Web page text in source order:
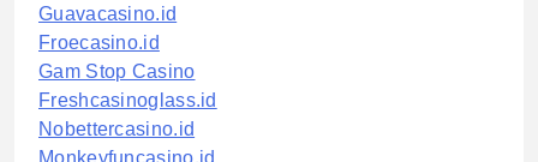
Guavacasino.id
Froecasino.id
Gam Stop Casino
Freshcasinoglass.id
Nobettercasino.id
Monkeyfuncasino.id